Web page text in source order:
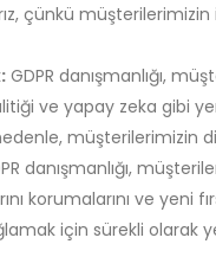
çünkü
GDPR danışmanlığı,
ve yapay zeka gibi
müşterilerimizin
danışmanlığı,
korumalarını ve yeni
için sürekli